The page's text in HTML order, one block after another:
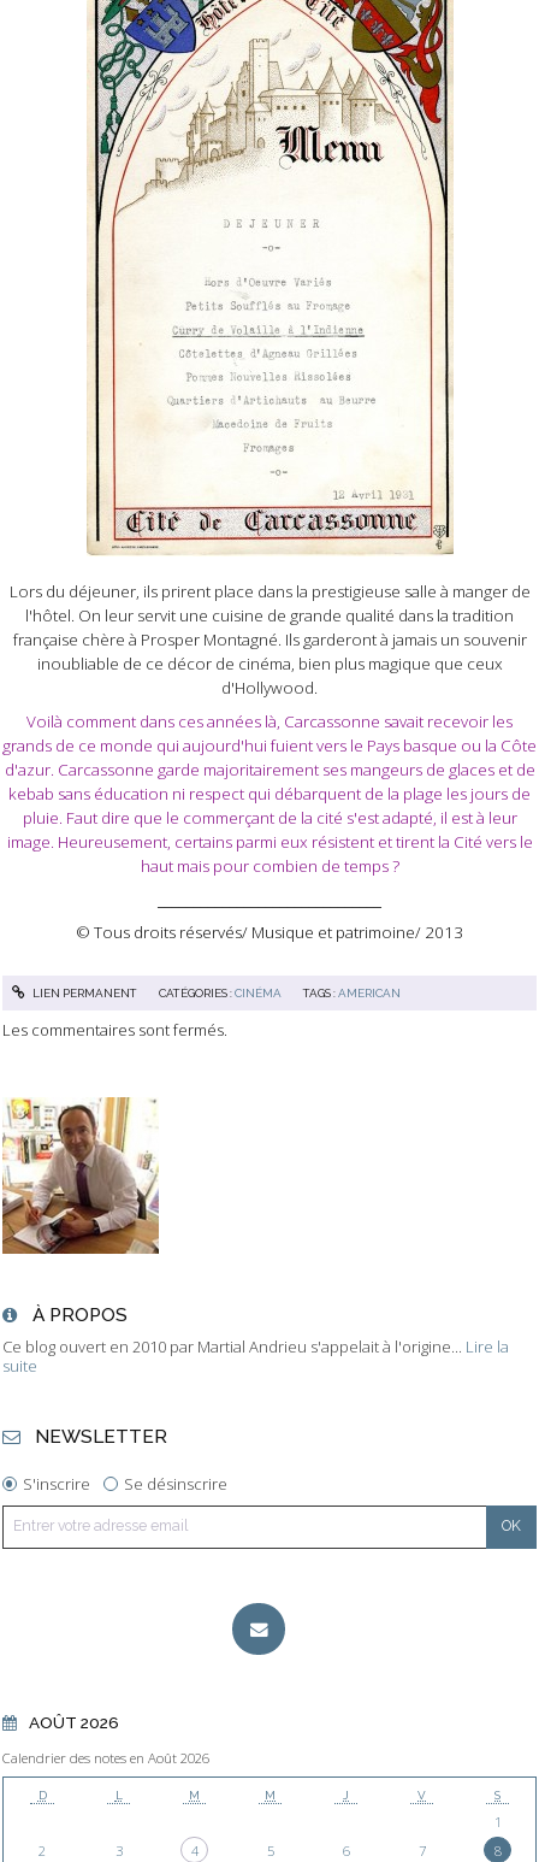
À PROPOS
Ce blog ouvert en 2010 par Martial Andrieu s'appelait à l'origine... Lire la
suite
NEWSLETTER
S'inscrire Se désinscrire
AOÛT 2026
Calendrier des notes en Août 2026
D L M M J V S
1
2
3 4 5 6 7
8
Lors du déjeuner, ils prirent place dans la prestigieuse salle à manger de
l'hôtel. On leur servit une cuisine de grande qualité dans la tradition
française chère à Prosper Montagné. Ils garderont à jamais un souvenir
inoubliable de ce décor de cinéma, bien plus magique que ceux
d'Hollywood.
Voilà comment dans ces années là, Carcassonne savait recevoir les
grands de ce monde qui aujourd'hui fuient vers le Pays basque ou la Côte
d'azur. Carcassonne garde majoritairement ses mangeurs de glaces et de
kebab sans éducation ni respect qui débarquent de la plage les jours de
pluie. Faut dire que le commerçant de la cité s'est adapté, il est à leur
image. Heureusement, certains parmi eux résistent et tirent la Cité vers le
haut mais pour combien de temps ?
© Tous droits réservés/ Musique et patrimoine/ 2013
LIEN PERMANENT CATÉGORIES :CINÉMA TAGS :AMERICAN
Les commentaires sont fermés.